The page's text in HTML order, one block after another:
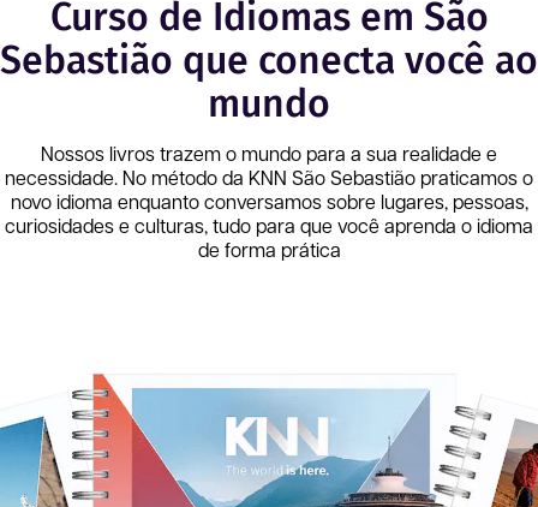
Curso de Idiomas em São
Sebastião que conecta você ao
mundo
Nossos livros trazem o mundo para a sua realidade e
necessidade. No método da KNN São Sebastião praticamos o
novo idioma enquanto conversamos sobre lugares, pessoas,
curiosidades e culturas, tudo para que você aprenda o idioma
de forma prática